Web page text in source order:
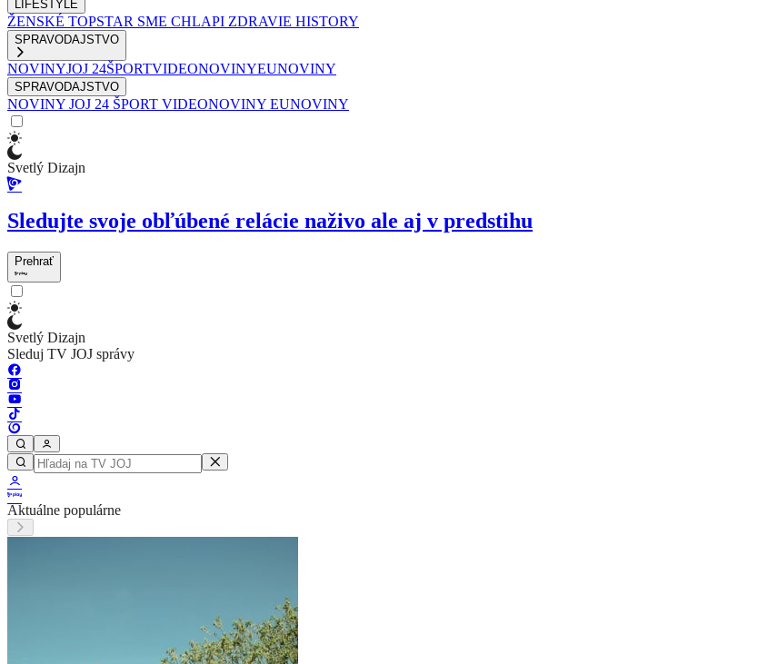
LIFESTYLE
ŽENSKÉ TOPSTAR SME CHLAPI ZDRAVIE HISTORY
SPRAVODAJSTVO
NOVINYJOJ 24ŠPORTVIDEONOVINYEUNOVINY
SPRAVODAJSTVO
NOVINY JOJ 24 ŠPORT VIDEONOVINY EUNOVINY
Svetlý Dizajn
Sledujte svoje obľúbené relácie naživo ale aj v predstihu
Prehrať
Svetlý Dizajn
Sleduj TV JOJ správy
Aktuálne populárne